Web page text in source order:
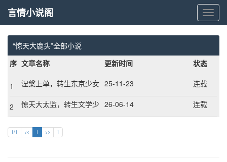
言
情
小
阁
言情小说阁
“惊天大鹿头”全部小说
序 文章名称 更新时间 状态
1 涅槃上单，转生东京少女 25-11-23 连载
2
惊天大太监，转生文学少
女
26-06-14 连载
1/1 << 1 >> 1